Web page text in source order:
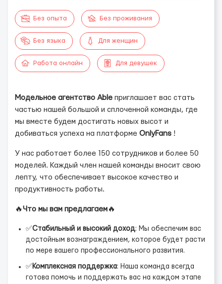
Без опыта Без проживания
Без языка Для женщин
Работа онлайн Для девушек
Модельное агентство Able приглашает вас стать
частью нашей большой и сплоченной команды, где
мы вместе будем достигать новых высот и
добиваться успеха на платформе OnlyFans !
У нас работает более 150 сотрудников и более 50
моделей. Каждый член нашей команды вносит свою
лепту, что обеспечивает высокое качество и
продуктивность работы.
🔥 Что мы вам предлагаем 🔥
✅Стабильный и высокий доход: Мы обеспечим вас
достойным вознаграждением, которое будет расти
по мере вашего профессионального развития.
✅ Комплексная поддержка: Наша команда всегда
готова помочь и поддержать вас на каждом этапе